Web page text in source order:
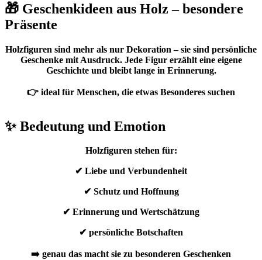
🎁 Geschenkideen aus Holz – besondere
Präsente
Holzfiguren sind mehr als nur Dekoration – sie sind persönliche
Geschenke mit Ausdruck. Jede Figur erzählt eine eigene
Geschichte und bleibt lange in Erinnerung.
👉 ideal für Menschen, die etwas Besonderes suchen
✨ Bedeutung und Emotion
Holzfiguren stehen für:
✔ Liebe und Verbundenheit
✔ Schutz und Hoffnung
✔ Erinnerung und Wertschätzung
✔ persönliche Botschaften
➡️ genau das macht sie zu besonderen Geschenken